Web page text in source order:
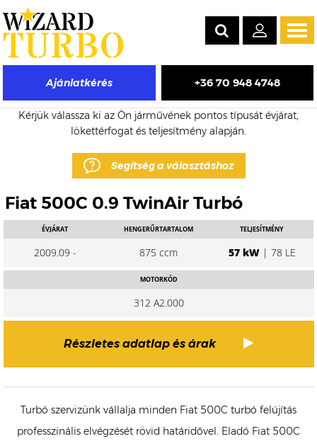
Ajánlatkérés +36 70 948 4748
Fiat 500C eladó turbó árak
Kérjük válassza ki az Ön járművének pontos típusát évjárat,
lökettérfogat és teljesítmény alapján.
Segítség a választáshoz
Fiat 500C 0.9 TwinAir Turbó
ÉVJÁRAT
2009.09 -
HENGERŰRTARTALOM
875 ccm
TELJESÍTMÉNY
57 kW| 78 LE
MOTORKÓD
312 A2.000
Részletes adatlap és árak
Turbó szervizünk vállalja minden Fiat 500C turbó felújítás
professzinális elvégzését rövid határidővel. Eladó Fiat 500C